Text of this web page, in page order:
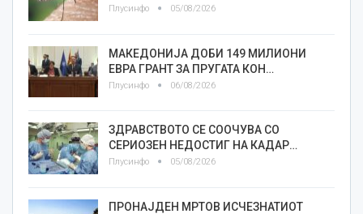
Плусинфо 05/08/2026
МАКЕДОНИЈА ДОБИ 149 МИЛИОНИ
ЕВРА ГРАНТ ЗА ПРУГАТА КОН…
Плусинфо 06/08/2026
ЗДРАВСТВОТО СЕ СООЧУВА СО
СЕРИОЗЕН НЕДОСТИГ НА КАДАР…
Плусинфо 05/08/2026
ПРОНАЈДЕН МРТОВ ИСЧЕЗНАТИОТ